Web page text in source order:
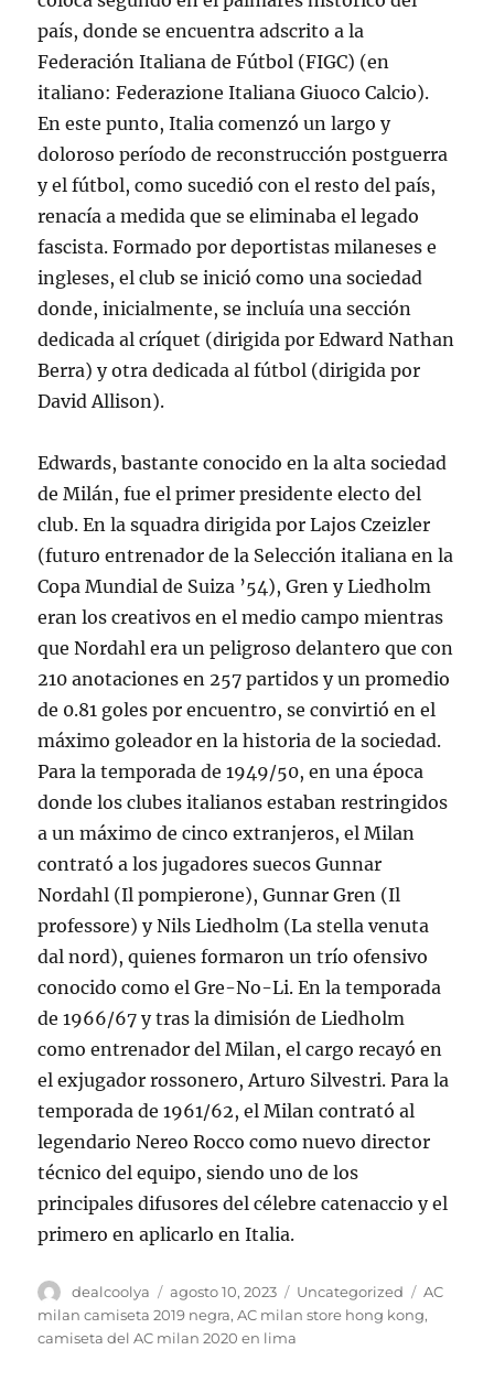
país, donde se encuentra adscrito a la
Federación Italiana de Fútbol (FIGC) (en
italiano: Federazione Italiana Giuoco Calcio).
En este punto, Italia comenzó un largo y
doloroso período de reconstrucción postguerra
y el fútbol, como sucedió con el resto del país,
renacía a medida que se eliminaba el legado
fascista. Formado por deportistas milaneses e
ingleses, el club se inició como una sociedad
donde, inicialmente, se incluía una sección
dedicada al críquet (dirigida por Edward Nathan
Berra) y otra dedicada al fútbol (dirigida por
David Allison).
Edwards, bastante conocido en la alta sociedad
de Milán, fue el primer presidente electo del
club. En la squadra dirigida por Lajos Czeizler
(futuro entrenador de la Selección italiana en la
Copa Mundial de Suiza ’54), Gren y Liedholm
eran los creativos en el medio campo mientras
que Nordahl era un peligroso delantero que con
210 anotaciones en 257 partidos y un promedio
de 0.81 goles por encuentro, se convirtió en el
máximo goleador en la historia de la sociedad.
Para la temporada de 1949/50, en una época
donde los clubes italianos estaban restringidos
a un máximo de cinco extranjeros, el Milan
contrató a los jugadores suecos Gunnar
Nordahl (Il pompierone), Gunnar Gren (Il
professore) y Nils Liedholm (La stella venuta
dal nord), quienes formaron un trío ofensivo
conocido como el Gre-No-Li. En la temporada
de 1966/67 y tras la dimisión de Liedholm
como entrenador del Milan, el cargo recayó en
el exjugador rossonero, Arturo Silvestri. Para la
temporada de 1961/62, el Milan contrató al
legendario Nereo Rocco como nuevo director
técnico del equipo, siendo uno de los
principales difusores del célebre catenaccio y el
primero en aplicarlo en Italia.
Autor
dealcoolya
Publicado
el
agosto 10, 2023 Categorías
Uncategorized Etiquetas
AC
milan camiseta 2019 negra,AC milan store hong kong,
camiseta del AC milan 2020 en lima